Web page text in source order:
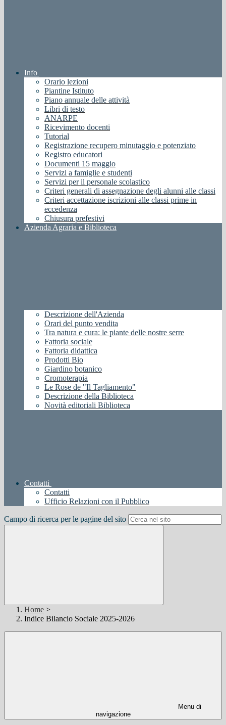
Info
Orario lezioni
Piantine Istituto
Piano annuale delle attività
Libri di testo
ANARPE
Ricevimento docenti
Tutorial
Registrazione recupero minutaggio e potenziato
Registro educatori
Documenti 15 maggio
Servizi a famiglie e studenti
Servizi per il personale scolastico
Criteri generali di assegnazione degli alunni alle classi
Criteri accettazione iscrizioni alle classi prime in
eccedenza
Chiusura prefestivi
Azienda Agraria e Biblioteca
Descrizione dell'Azienda
Orari del punto vendita
Tra natura e cura: le piante delle nostre serre
Fattoria sociale
Fattoria didattica
Prodotti Bio
Giardino botanico
Cromoterapia
Le Rose de "Il Tagliamento"
Descrizione della Biblioteca
Novità editoriali Biblioteca
Contatti
Contatti
Ufficio Relazioni con il Pubblico
Campo di ricerca per le pagine del sito
Home >
Indice Bilancio Sociale 2025-2026
Menu di
navigazione